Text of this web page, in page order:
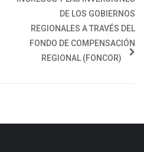
DE LOS GOBIERNOS
REGIONALES A TRAVÉS DEL
FONDO DE COMPENSACIÓN
REGIONAL (FONCOR)